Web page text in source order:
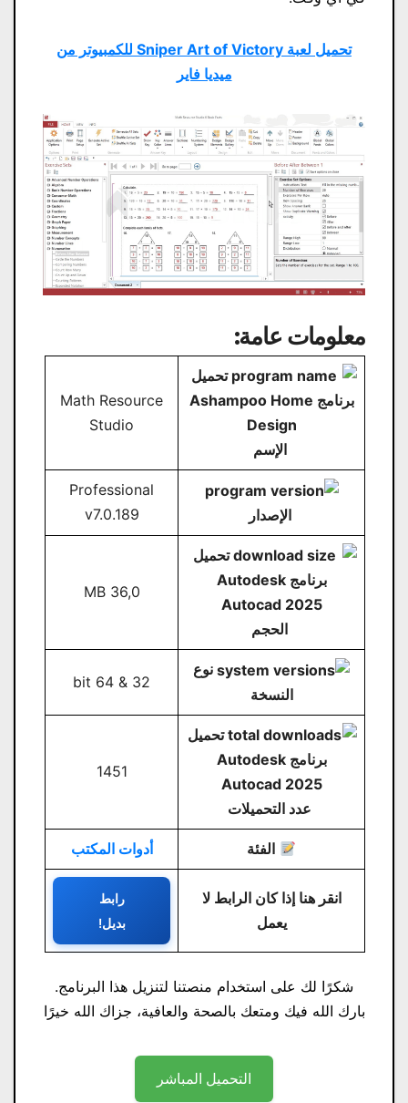
تحميل لعبة Sniper Art of Victory للكمبيوتر من
ميديا فاير
معلومات عامة:
الإسم
Math Resource
Studio
الإصدار
Professional
v7.0.189
الحجم
36,0 MB
نوع
النسخة
32 & 64 bit
عدد التحميلات
1451
الفئة أدوات المكتب
انقر هنا إذا كان الرابط لا
يعمل
رابط
بديل!
شكرًا لك على استخدام منصتنا لتنزيل هذا البرنامج.
بارك الله فيك ومتعك بالصحة والعافية، جزاك الله خيرًا
التحميل المباشر